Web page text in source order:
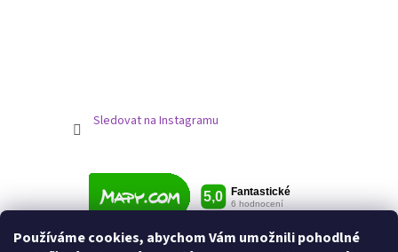
Používáme cookies, abychom Vám umožnili pohodlné
Sledovat na Instagramu